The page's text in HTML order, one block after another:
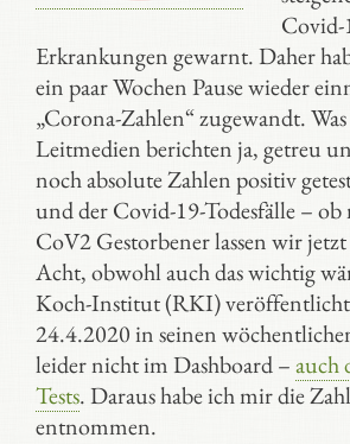
Covid-
Erkrankungen gewarnt. Daher
ein paar Wochen Pause wieder
„Corona-Zahlen“ zugewandt.
Leitmedien berichten ja, getreu
noch absolute Zahlen positiv
und der Covid-19-Todesfälle – ob
CoV2 Gestorbener lassen wir
Acht, obwohl auch das wichtig
Koch-Institut (RKI) veröffentlicht
24.4.2020 in seinen
leider nicht im Dashboard –auch
Tests. Daraus habe ich mir die
entnommen.